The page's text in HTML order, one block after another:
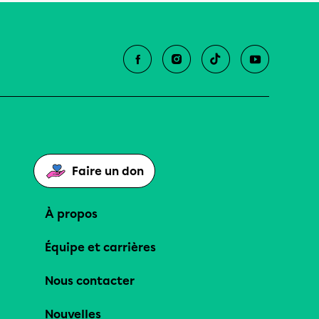
Faire un don
À propos
Équipe et carrières
Nous contacter
Nouvelles